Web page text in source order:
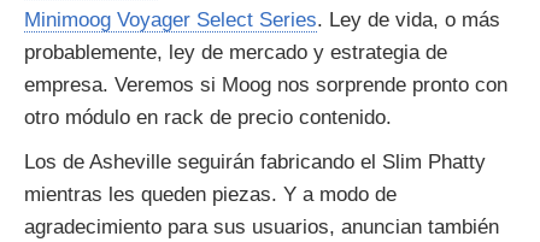
Minimoog Voyager Select Series. Ley de vida, o más
probablemente, ley de mercado y estrategia de
empresa. Veremos si Moog nos sorprende pronto con
otro módulo en rack de precio contenido.
Los de Asheville seguirán fabricando el Slim Phatty
mientras les queden piezas. Y a modo de
agradecimiento para sus usuarios, anuncian también